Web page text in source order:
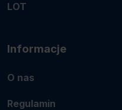
LOT
Informacje
O nas
Regulamin